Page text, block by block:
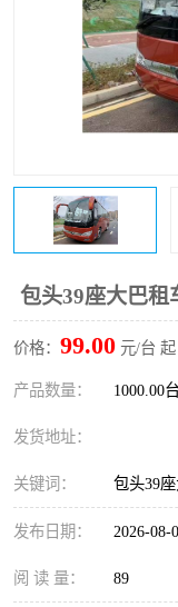
包头39座大巴租
价格： 99.00 元/台 起
产品数量： 1000.00
发货地址：
关键词： 包头39
发布日期： 2026-08-
阅 读 量： 89